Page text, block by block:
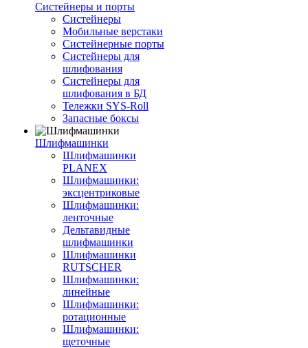
Систейнеры и порты
Систейнеры
Мобильные верстаки
Систейнерные порты
Систейнеры для
шлифования
Систейнеры для
шлифования в БД
Тележки SYS-Roll
Запасные боксы
Шлифмашинки
Шлифмашинки
PLANEX
Шлифмашинки:
эксцентриковые
Шлифмашинки:
ленточные
Дельтавидные
шлифмашинки
Шлифмашинки
RUTSCHER
Шлифмашинки:
линейные
Шлифмашинки:
ротационные
Шлифмашинки:
щеточные